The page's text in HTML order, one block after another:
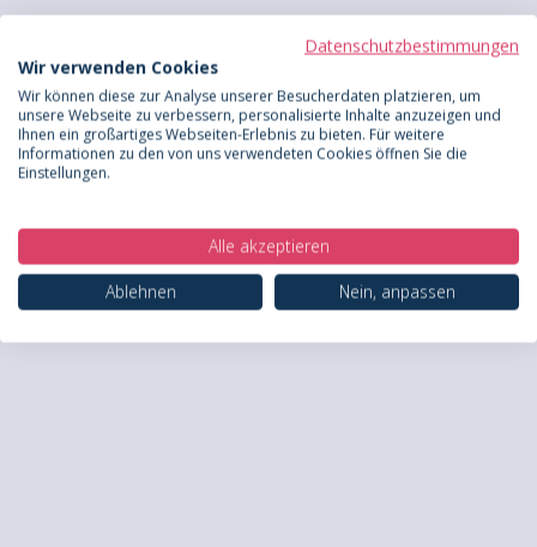
Datenschutzbestimmungen
Wir verwenden Cookies
Wir können diese zur Analyse unserer Besucherdaten platzieren, um
unsere Webseite zu verbessern, personalisierte Inhalte anzuzeigen und
Ihnen ein großartiges Webseiten-Erlebnis zu bieten. Für weitere
Informationen zu den von uns verwendeten Cookies öffnen Sie die
Einstellungen.
Alle akzeptieren
Ablehnen
Nein, anpassen